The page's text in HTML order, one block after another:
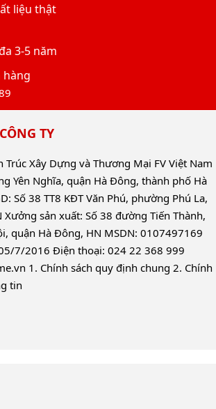
liệu thật
3-5 năm
hàng
TY
Trúc Xây Dựng và Thương Mại FV Việt Nam
Yên Nghĩa, quận Hà Đông, thành phố Hà
Số 38 TT8 KĐT Văn Phú, phường Phú La,
sản xuất: Số 38 đường Tiến Thành,
quận Hà Đông, HN MSDN: 0107497169
2016 Điện thoại: 024 22 368 999
1. Chính sách quy định chung 2. Chính
tin